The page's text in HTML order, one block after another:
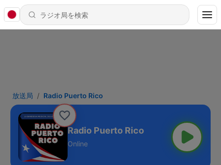
放送局 Radio Puerto Rico
Radio Puerto Rico
Online